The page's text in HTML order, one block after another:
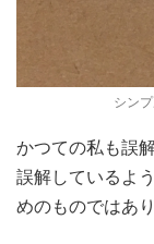
シン
かつての私も誤
誤解しているよ
めのものではあり